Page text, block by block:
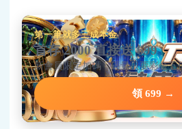
第一筆就多三成本金
首存 2000 直接送 699
新會員限定加碼，碼量只要彩金五
領 699 →